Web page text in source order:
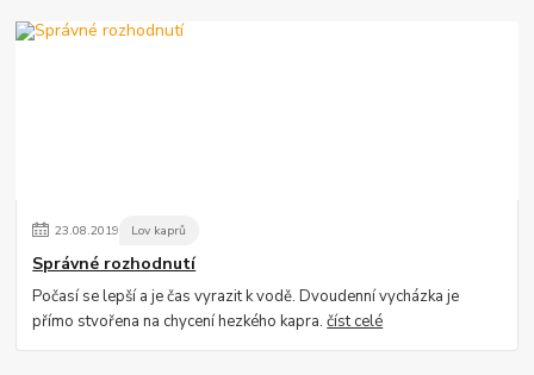
23.08.2019 Lov kaprů
Správné rozhodnutí
Počasí se lepší a je čas vyrazit k vodě. Dvoudenní vycházka je
přímo stvořena na chycení hezkého kapra.číst celé